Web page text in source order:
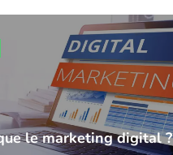
le marketing digital ?